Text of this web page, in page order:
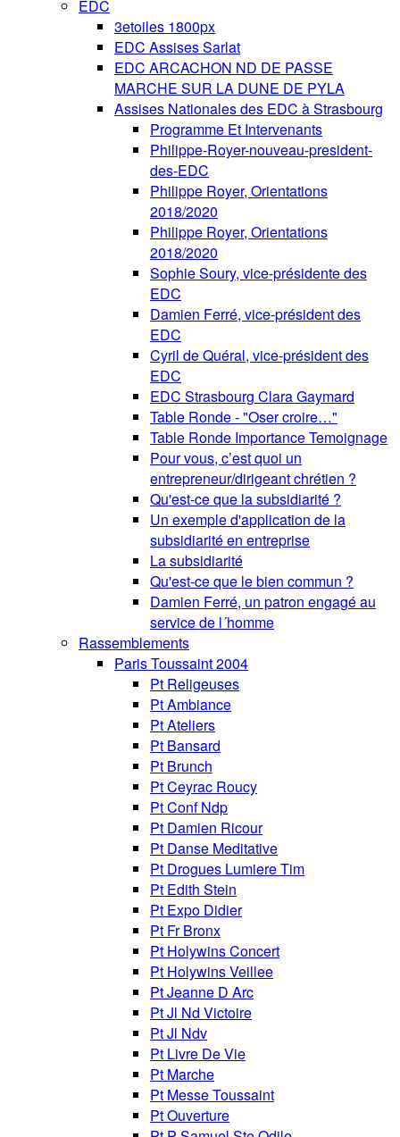
EDC
3etoiles 1800px
EDC Assises Sarlat
EDC ARCACHON ND DE PASSE
MARCHE SUR LA DUNE DE PYLA
Assises Nationales des EDC à Strasbourg
Programme Et Intervenants
Philippe-Royer-nouveau-president-
des-EDC
Philippe Royer, Orientations
2018/2020
Philippe Royer, Orientations
2018/2020
Sophie Soury, vice-présidente des
EDC
Damien Ferré, vice-président des
EDC
Cyril de Quéral, vice-président des
EDC
EDC Strasbourg Clara Gaymard
Table Ronde - "Oser croire…"
Table Ronde Importance Temoignage
Pour vous, c’est quoi un
entrepreneur/dirigeant chrétien ?
Qu'est-ce que la subsidiarité ?
Un exemple d'application de la
subsidiarité en entreprise
La subsidiarité
Qu'est-ce que le bien commun ?
Damien Ferré, un patron engagé au
service de l´homme
Rassemblements
Paris Toussaint 2004
Pt Religeuses
Pt Ambiance
Pt Ateliers
Pt Bansard
Pt Brunch
Pt Ceyrac Roucy
Pt Conf Ndp
Pt Damien Ricour
Pt Danse Meditative
Pt Drogues Lumiere Tim
Pt Edith Stein
Pt Expo Didier
Pt Fr Bronx
Pt Holywins Concert
Pt Holywins Veillee
Pt Jeanne D Arc
Pt Jl Nd Victoire
Pt Jl Ndv
Pt Livre De Vie
Pt Marche
Pt Messe Toussaint
Pt Ouverture